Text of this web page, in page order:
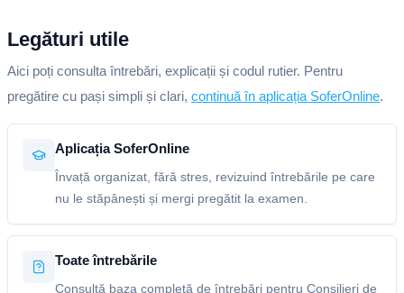
Legături utile
Aici poți consulta întrebări, explicații și codul rutier. Pentru
pregătire cu pași simpli și clari, continuă în aplicația SoferOnline.
Aplicația SoferOnline
Învață organizat, fără stres, revizuind întrebările pe care
nu le stăpânești și mergi pregătit la examen.
Toate întrebările
Consultă baza completă de întrebări pentru Consilieri de